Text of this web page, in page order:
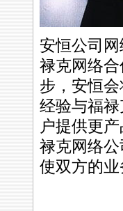
安恒公司
禄克网络
步，安恒
经验与福
户提供更
禄克网络
使双方的